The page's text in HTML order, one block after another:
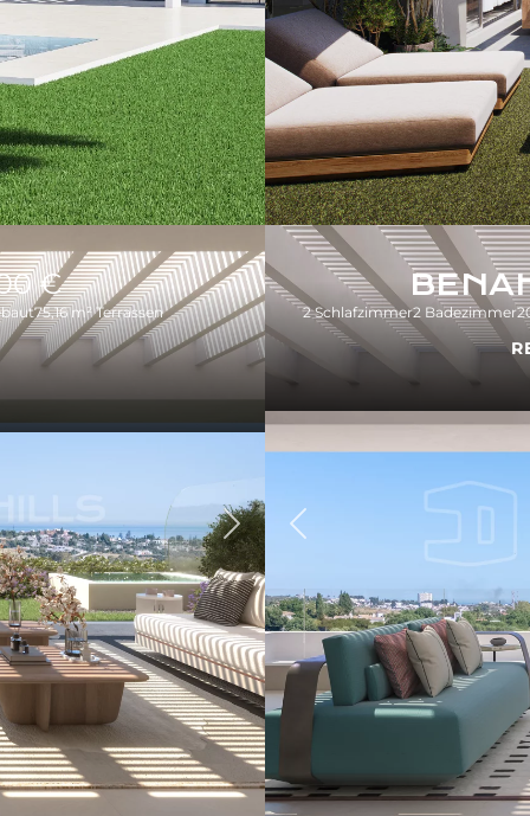
€
75,16 m² Terrassen
Weiter
2 Schlafzimmer2 Badezimmer
Zurück